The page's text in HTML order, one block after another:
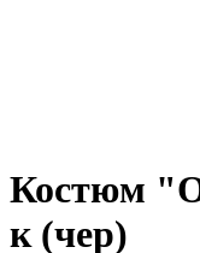
Костюм
к (чер)